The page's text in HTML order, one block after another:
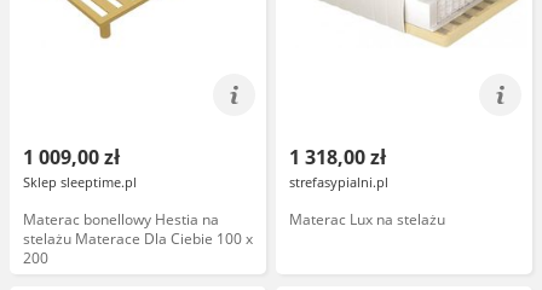
1 009,00 zł
Sklep sleeptime.pl
Materac bonellowy Hestia na
stelażu Materace Dla Ciebie 100 x
200
1 318,00 zł
strefasypialni.pl
Materac Lux na stelażu